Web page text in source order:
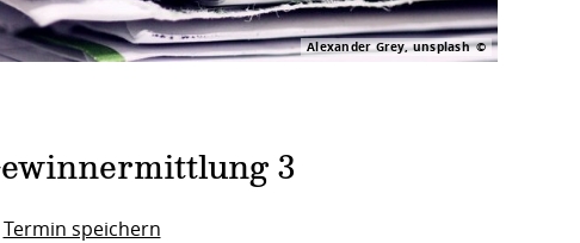
Alexander Grey, unsplash
3
Termin speichern